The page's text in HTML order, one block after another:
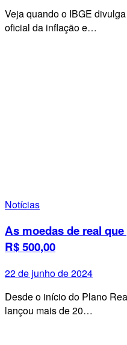
Veja quando o IBGE
oficial da inflação e…
Notícias
As moedas de real
R$ 500,00
22 de junho de 2024
Desde o início do Plano
lançou mais de 20…